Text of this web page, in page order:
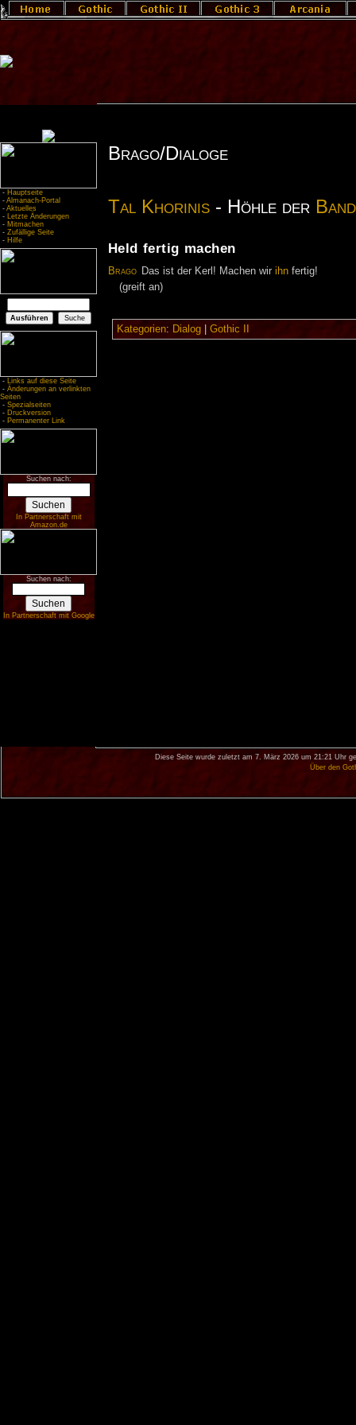
- Hauptseite
- Almanach-Portal
- Aktuelles
- Letzte Änderungen
- Mitmachen
- Zufällige Seite
- Hilfe
- Links auf diese Seite
- Änderungen an verlinkten
Seiten
- Spezialseiten
- Druckversion
- Permanenter Link
Suchen nach:
In Partnerschaft mit
Amazon.de
Suchen nach:
In Partnerschaft mit Google
Brago/Dialoge
Tal Khorinis- Höhle der
Held fertig machen
Brago Das ist der Kerl! Machen wirihn fertig!
(greift an)
Kategorien: Dialog| Gothic II
Diese Seite wurde zuletzt am 7. März 2026 um 21:21 Uhr
Über den